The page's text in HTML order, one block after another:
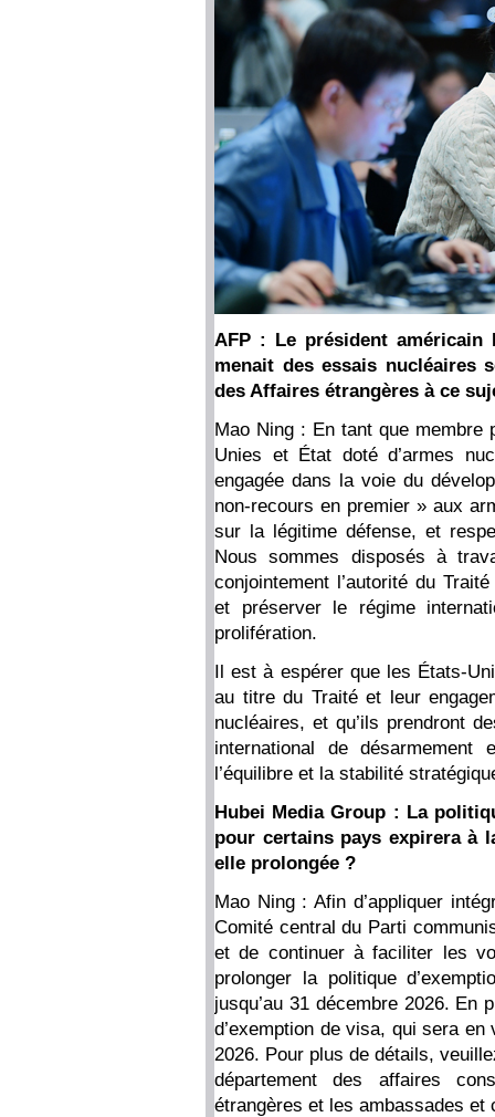
AFP : Le président américain
menait des essais nucléaires
des Affaires étrangères à ce
Mao Ning : En tant que membre
Unies et État doté d’armes
engagée dans la voie du
non-recours en premier » aux
sur la légitime défense, et
Nous sommes disposés à
conjointement l’autorité du
et préserver le régime
prolifération.
Il est à espérer que les États-
au titre du Traité et leur
nucléaires, et qu’ils prendront
international de désarmement
l’équilibre et la stabilité
Hubei Media Group : La
pour certains pays expirera à
elle prolongée ?
Mao Ning : Afin d’appliquer
Comité central du Parti
et de continuer à faciliter les
prolonger la politique
jusqu’au 31 décembre 2026. En
d’exemption de visa, qui sera
2026. Pour plus de détails,
département des affaires
étrangères et les ambassades et